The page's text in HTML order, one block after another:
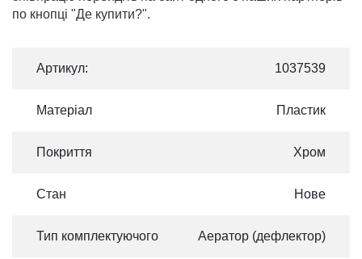
по кнопці "Де купити?".
Артикул: 1037539
Матеріал Пластик
Покриття Хром
Стан Нове
Тип комплектуючого Аератор (дефлектор)